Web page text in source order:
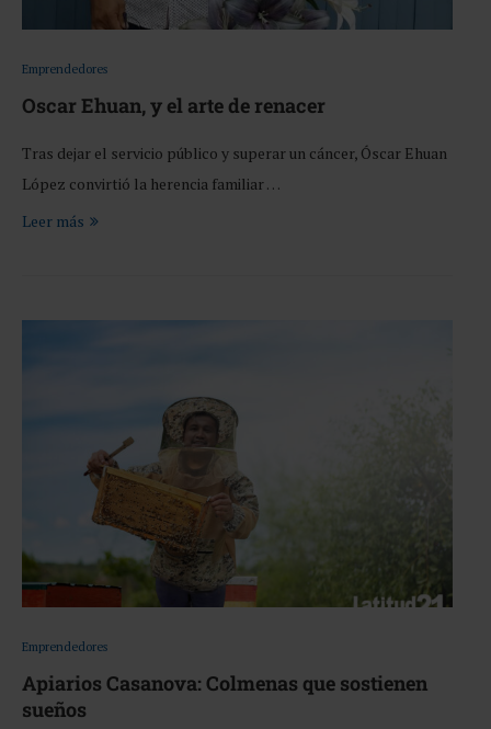
Emprendedores
Oscar Ehuan, y el arte de renacer
Tras dejar el servicio público y superar un cáncer, Óscar Ehuan
López convirtió la herencia familiar …
Leer más
Emprendedores
Apiarios Casanova: Colmenas que sostienen
sueños